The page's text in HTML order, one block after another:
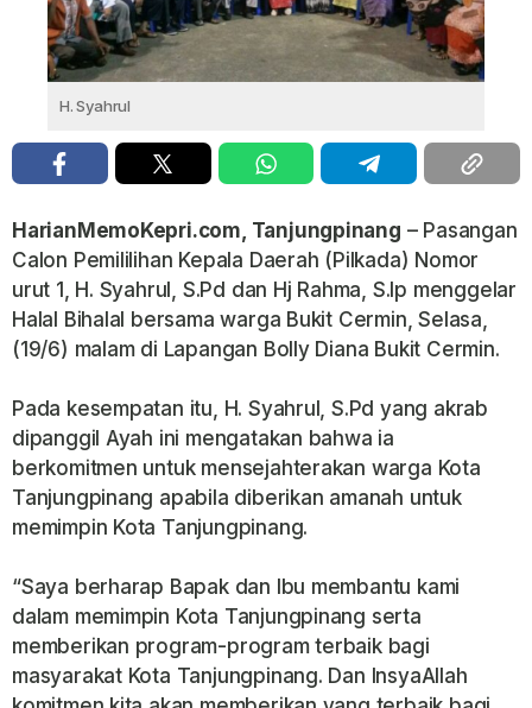
H. Syahrul
HarianMemoKepri.com, Tanjungpinang – Pasangan
Calon Pemililihan Kepala Daerah (Pilkada) Nomor
urut 1, H. Syahrul, S.Pd dan Hj Rahma, S.Ip menggelar
Halal Bihalal bersama warga Bukit Cermin, Selasa,
(19/6) malam di Lapangan Bolly Diana Bukit Cermin.
Pada kesempatan itu, H. Syahrul, S.Pd yang akrab
dipanggil Ayah ini mengatakan bahwa ia
berkomitmen untuk mensejahterakan warga Kota
Tanjungpinang apabila diberikan amanah untuk
memimpin Kota Tanjungpinang.
“Saya berharap Bapak dan Ibu membantu kami
dalam memimpin Kota Tanjungpinang serta
memberikan program-program terbaik bagi
masyarakat Kota Tanjungpinang. Dan InsyaAllah